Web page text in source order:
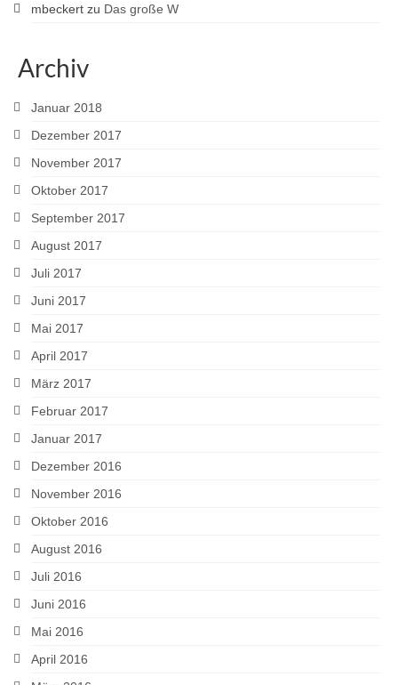
mbeckert zu Das große W
Archiv
Januar 2018
Dezember 2017
November 2017
Oktober 2017
September 2017
August 2017
Juli 2017
Juni 2017
Mai 2017
April 2017
März 2017
Februar 2017
Januar 2017
Dezember 2016
November 2016
Oktober 2016
August 2016
Juli 2016
Juni 2016
Mai 2016
April 2016